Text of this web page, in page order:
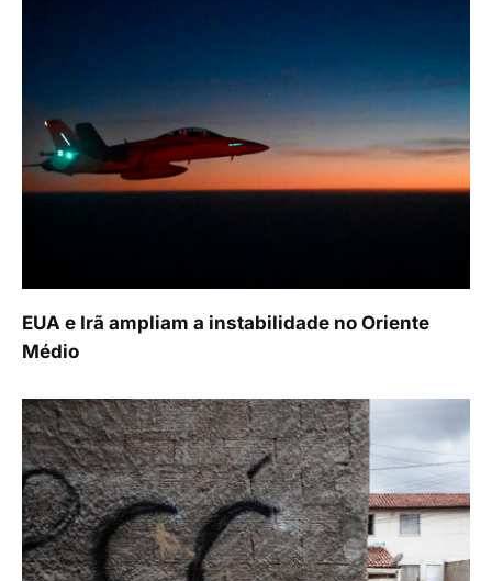
EUA e Irã ampliam a instabilidade no Oriente
Médio